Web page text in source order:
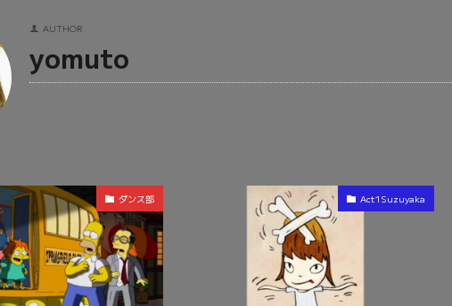
AUTHOR
yomuto
ダンス部 Act1Suzuyaka